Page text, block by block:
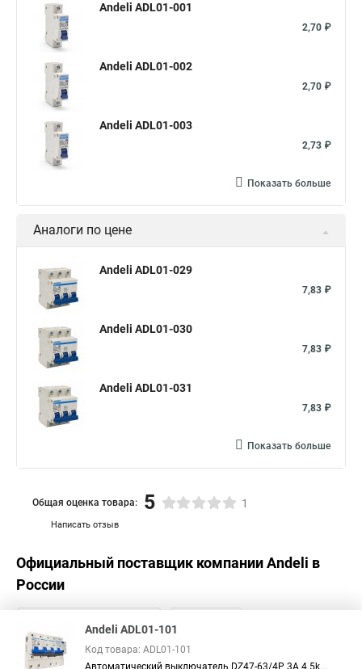
Andeli ADL01-001
2,70 ₽
Andeli ADL01-002
2,70 ₽
Andeli ADL01-003
2,73 ₽
Показать больше
Аналоги по цене
Andeli ADL01-029
7,83 ₽
Andeli ADL01-030
7,83 ₽
Andeli ADL01-031
7,83 ₽
Показать больше
Написать отзыв
Общая оценка товара: 5 1
Официальный поставщик компанииAndeli в
России
Andeli ADL01-101
Код товара: ADL01-101
Автоматический выключатель DZ47-63/4P 3A 4.5k...